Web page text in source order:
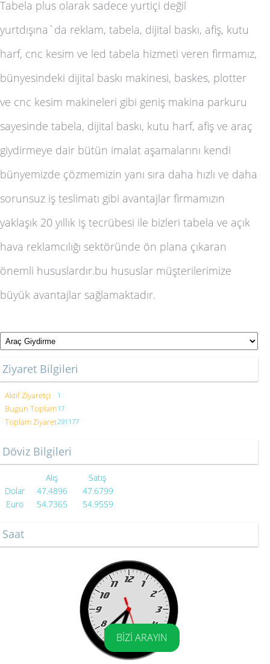
BİZİ ARAYIN
Tabela plus olarak sadece yurtiçi değil
yurtdışına`da reklam, tabela, dijital baskı, afiş, kutu
harf, cnc kesim ve led tabela hizmeti veren firmamız,
bünyesindeki dijital baskı makinesi, baskes, plotter
ve cnc kesim makineleri gibi geniş makina parkuru
sayesinde tabela, dijital baskı, kutu harf, afiş ve araç
giydirmeye dair bütün imalat aşamalarını kendi
bünyemizde çözmemizin yanı sıra daha hızlı ve daha
sorunsuz iş teslimatı gibi avantajlar firmamızın
yaklaşık 20 yıllık iş tecrübesi ile bizleri tabela ve açık
hava reklamcılığı sektöründe ön plana çıkaran
önemli hususlardır.bu hususlar müşterilerimize
büyük avantajlar sağlamaktadır.
Ziyaret Bilgileri
Aktif Ziyaretçi 1
Bugün Toplam17
Toplam Ziyaret291177
Döviz Bilgileri
Alış
Satış
Dolar
47.4896
47.6799
Euro
54.7365 54.9559
Saat